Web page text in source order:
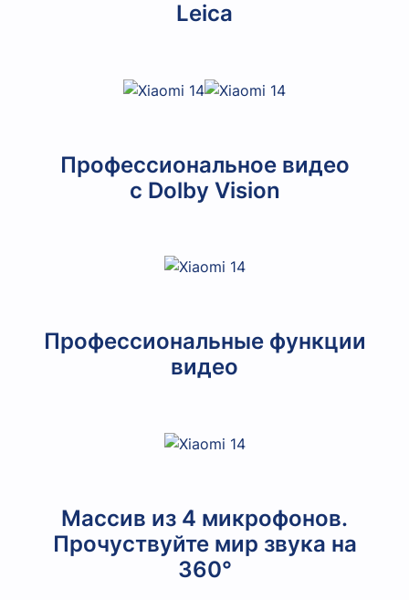
Leica
Профессиональное видео
с Dolby Vision
Профессиональные функции
видео
Массив из 4 микрофонов.
Прочуствуйте мир звука на
360°